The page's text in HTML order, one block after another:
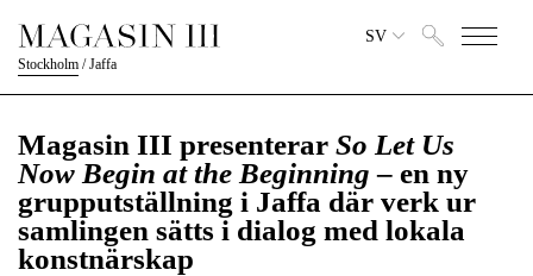
Stockholm /Jaffa
SV
Magasin III presenterar So Let Us
Now Begin at the Beginning – en ny
grupputställning i Jaffa där verk ur
samlingen sätts i dialog med lokala
konstnärskap